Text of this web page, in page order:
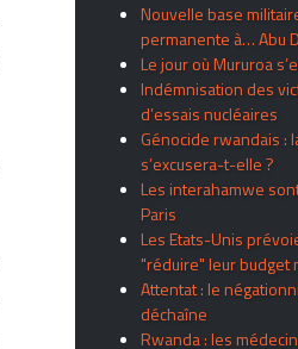
Nouvelle base
permanente à… Abu
Le jour où Mururoa
Indémnisation des
d’essais nucléaires
Génocide rwandais :
s’excusera-t-elle ?
Les interahamwe
Paris
Les Etats-Unis
"réduire" leur budget
Attentat : le
déchaîne
Rwanda : les